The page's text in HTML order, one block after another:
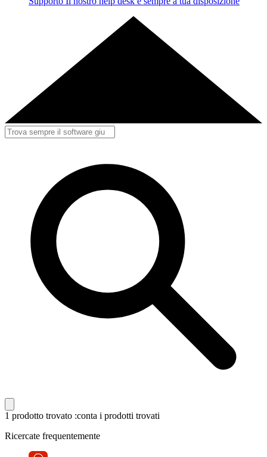
1 prodotto trovato :conta i prodotti trovati
Ricercate frequentemente